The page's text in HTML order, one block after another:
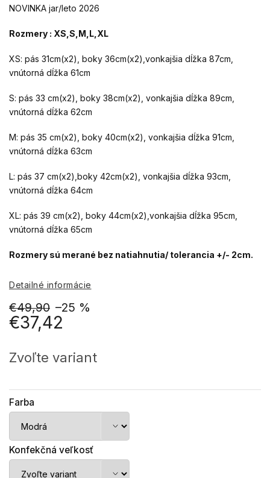
€49,90 –25 %
€37,42
cena:
Zvoľte variant
Farba
Konfekčná veľkosť
NOVINKA jar/leto 2026
Rozmery : XS,S,M,L,XL
XS: pás 31cm(x2), boky 36cm(x2),vonkajšia dĺžka 87cm,
vnútorná dĺžka 61cm
S: pás 33 cm(x2), boky 38cm(x2), vonkajšia dĺžka 89cm,
vnútorná dĺžka 62cm
M: pás 35 cm(x2), boky 40cm(x2), vonkajšia dĺžka 91cm,
vnútorná dĺžka 63cm
L: pás 37 cm(x2),boky 42cm(x2), vonkajšia dĺžka 93cm,
vnútorná dĺžka 64cm
XL: pás 39 cm(x2), boky 44cm(x2),vonkajšia dĺžka 95cm,
vnútorná dĺžka 65cm
Rozmery sú merané bez natiahnutia/ tolerancia +/- 2cm.
Detailné informácie